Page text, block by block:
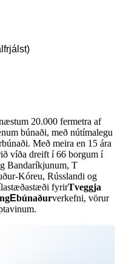
20.000 fermetra af
búnaði, með nútímalegu
Með meira en 15 ára
víða dreift í 66 borgum í
Bandaríkjunum, T
Kóreu, Rússlandi og
fyrirTveggja
Ebúnaðurverkefni, vörur